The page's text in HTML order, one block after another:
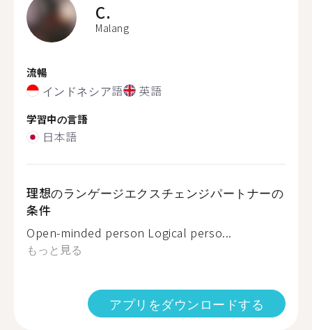
C.
Malang
流暢
インドネシア語 英語
学習中の言語
日本語
理想のランゲージエクスチェンジパートナーの
条件
Open-minded person Logical perso...
もっと見る
アプリをダウンロードする